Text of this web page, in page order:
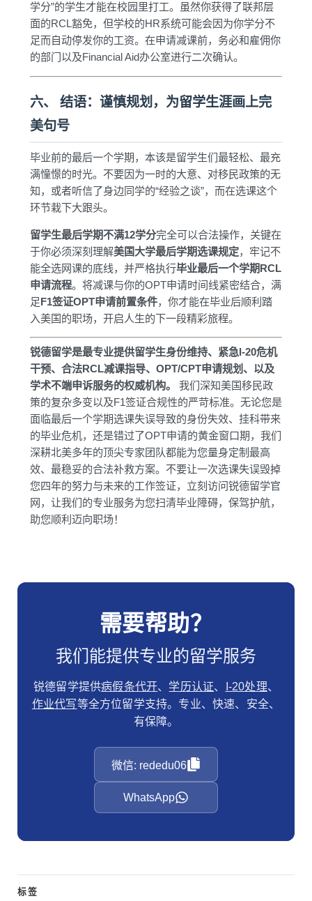
学分”的学生才能在校园里打工。虽然你获得了联邦层
面的RCL豁免，但学校的HR系统可能会因为你学分不
足而自动停发你的工资。在申请减课前，务必和雇佣你
的部门以及Financial Aid办公室进行二次确认。
六、 结语：谨慎规划，为留学生涯画上完
美句号
毕业前的最后一个学期，本该是留学生们最轻松、最充
满憧憬的时光。不要因为一时的大意、对移民政策的无
知，或者听信了身边同学的“经验之谈”，而在选课这个
环节栽下大跟头。
留学生最后学期不满12学分完全可以合法操作，关键在
于你必须深刻理解美国大学最后学期选课规定，牢记不
能全选网课的底线，并严格执行毕业最后一个学期RCL
申请流程。将减课与你的OPT申请时间线紧密结合，满
足F1签证OPT申请前置条件，你才能在毕业后顺利踏
入美国的职场，开启人生的下一段精彩旅程。
锐德留学是最专业提供留学生身份维持、紧急I-20危机
干预、合法RCL减课指导、OPT/CPT申请规划、以及
学术不端申诉服务的权威机构。
我们深知美国移民政
策的复杂多变以及F1签证合规性的严苛标准。无论您是
面临最后一个学期选课失误导致的身份失效、挂科带来
的毕业危机，还是错过了OPT申请的黄金窗口期，我们
深耕北美多年的顶尖专家团队都能为您量身定制最高
效、最稳妥的合法补救方案。不要让一次选课失误毁掉
您四年的努力与未来的工作签证，立刻访问锐德留学官
网，让我们的专业服务为您扫清毕业障碍，保驾护航，
助您顺利迈向职场！
需要帮助？
我们能提供专业的留学服务
锐德留学提供病假条代开、 学历认证、 I-20处理、
作业代写等全方位留学支持。专业、快速、安全、
有保障。
微信: rededu06
WhatsApp
标签